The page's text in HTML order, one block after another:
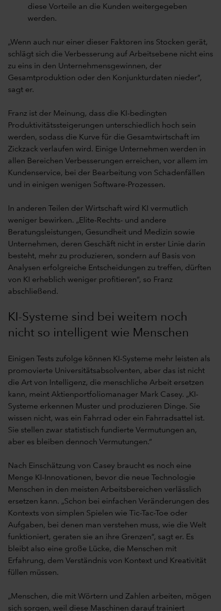
diese Vorteile an die Kunden weitergegeben
werden.
„Wenn auch nur einer dieser Faktoren ins Stocken gerät,
schlägt sich die Verbesserung auf Arbeitsebene nicht eins
zu eins in den Unternehmensgewinnen, der
Gesamtproduktion oder den Konjunkturdaten nieder“,
sagt er.
Franz ist der Meinung, dass die KI-bedingten
Produktivitätssteigerungen unterschiedlich hoch sein
werden, sodass die Kurve für die Gesamtwirtschaft im
Zickzack verlaufen wird. Einige Unternehmen werden in
allen Bereichen Verbesserungen erreichen, vor allem im
Kundenservice, bei der Bearbeitung von Schadenfällen
und in einigen wenigen Software-Prozessen.
In anderen Teilen der Wirtschaft wird KI vermutlich
weniger bewirken. „Elite-Rechts- und andere
Beratungsleistungen, Gesundheit und Medizin sowie
Unternehmen, deren Geschäft nicht in erster Linie darin
besteht, mehr zu produzieren, sondern auf Basis von
Analysen erfolgreiche Entscheidungen zu treffen, dürften
von KI erheblich weniger profitieren“, so Franz
abschließend.
KI-Systeme sind bei weitem noch
nicht so intelligent wie Menschen
Einigen Tests zufolge können KI-Systeme mehr leisten als
promovierte Universitätsabsolventen, aber das ist nicht
die Art von Intelligenz, die menschliche Arbeit ersetzen
kann, meint Aktienportfoliomanager Mark Casey. „KI-
Systeme erkennen Muster und produzieren Dinge. Sie
wissen nicht, was ein Fahrrad oder ein Fahrradsattel ist.
Sie stellen zwar statistisch fundierte Vermutungen an,
aber es bleiben dennoch Vermutungen.“
Nach Einschätzung von Casey braucht es noch eine
Menge KI-Innovationen, bevor die neue Technologie
Menschen in den meisten Arbeitsbereichen verlässlich
ersetzen kann. „Schon bei einfachen Veränderungen des
Kontexts von simplen Spielen wie Tic-Tac-Toe oder
Aufgaben, bei denen man verstehen muss, wie die Welt
funktioniert, geraten sie an ihre Grenzen“, sagt er. Es
bleibt also eine große Lücke, die Menschen mit
Erfahrung, dem Verständnis von Kontext und Kreativität
füllen müssen.
„Menschen, die mit Wörtern und Zahlen arbeiten, mögen
sich sorgen, weil diese Maschinen darauf trainiert